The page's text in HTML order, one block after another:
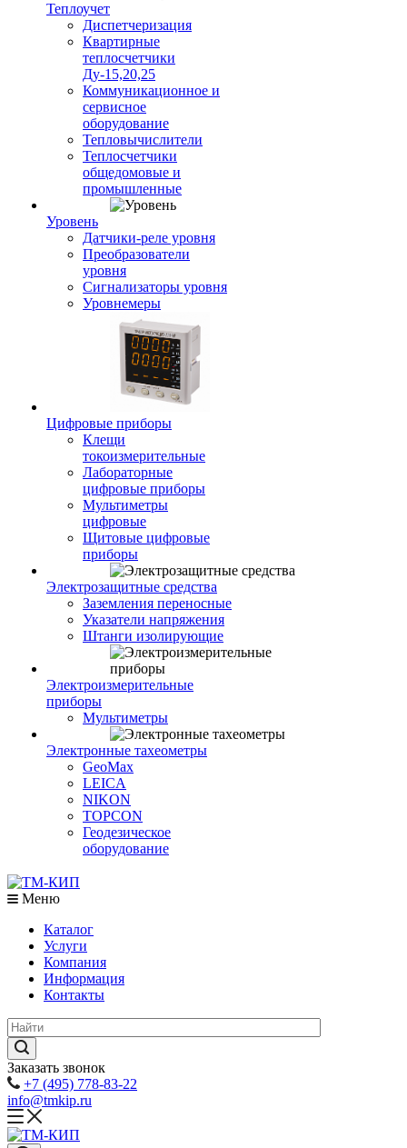
Теплоучет
Диспетчеризация
Квартирные
теплосчетчики
Ду-15,20,25
Коммуникационное и
сервисное
оборудование
Тепловычислители
Теплосчетчики
общедомовые и
промышленные
Уровень
Датчики-реле уровня
Преобразователи
уровня
Сигнализаторы уровня
Уровнемеры
Цифровые приборы
Клещи
токоизмерительные
Лабораторные
цифровые приборы
Мультиметры
цифровые
Щитовые цифровые
приборы
Электрозащитные средства
Заземления переносные
Указатели напряжения
Штанги изолирующие
Электроизмерительные
приборы
Мультиметры
Электронные тахеометры
GeoMax
LEICA
NIKON
TOPCON
Геодезическое
оборудование
Меню
Каталог
Услуги
Компания
Информация
Контакты
Заказать звонок
+7 (495) 778-83-22
info@tmkip.ru